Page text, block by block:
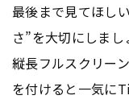
最後まで見てほし
さ”を大切にしま
縦長フルスクリー
を付けると一気に